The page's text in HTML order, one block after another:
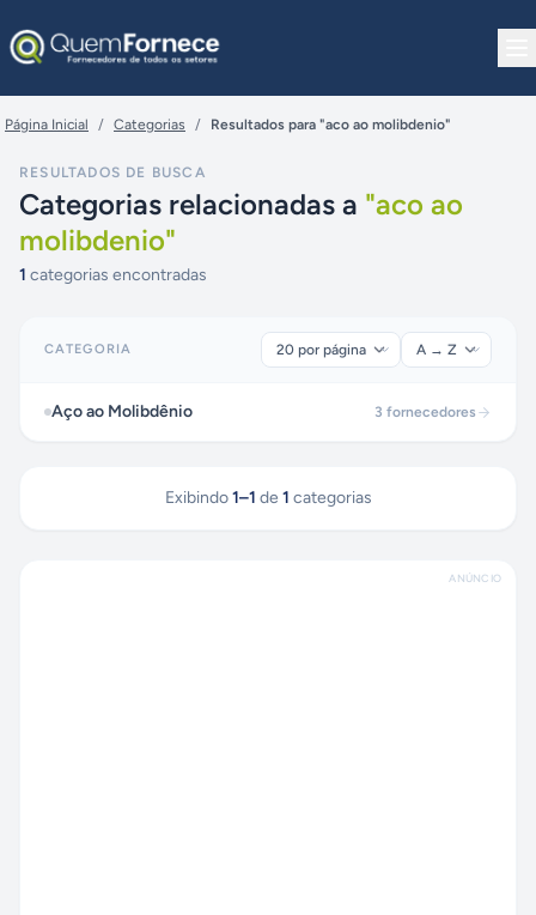
Página Inicial / Categorias / Resultados para "aco ao molibdenio"
RESULTADOS DE BUSCA
Categorias relacionadas a "aco ao
molibdenio"
1 categorias encontradas
CATEGORIA
Aço ao Molibdênio 3 fornecedores
Exibindo 1–1 de 1 categorias
ANÚNCIO